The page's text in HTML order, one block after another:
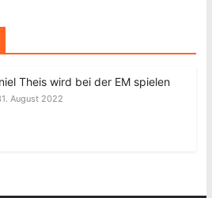
Theis wird bei der EM spielen
August 2022